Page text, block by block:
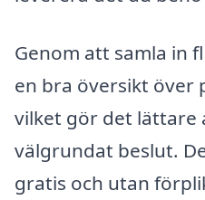
Genom att samla in
en bra översikt över
vilket gör det lättare
välgrundat beslut.
gratis och utan